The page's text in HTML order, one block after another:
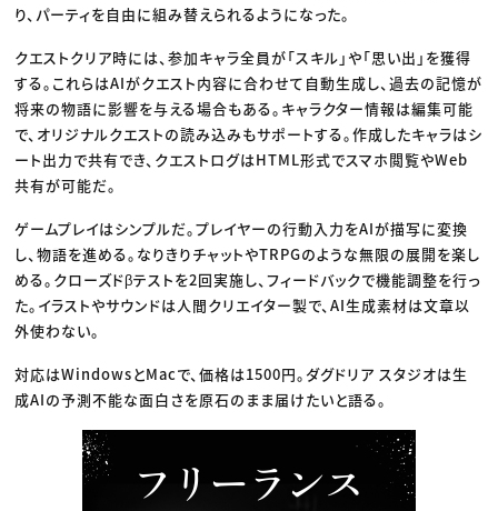
り、パーティを自由に組み替えられるようになった。
クエストクリア時には、参加キャラ全員が「スキル」や「思い出」を獲得
する。これらはAIがクエスト内容に合わせて自動生成し、過去の記憶が
将来の物語に影響を与える場合もある。キャラクター情報は編集可能
で、オリジナルクエストの読み込みもサポートする。作成したキャラはシ
ート出力で共有でき、クエストログはHTML形式でスマホ閲覧やWeb
共有が可能だ。
ゲームプレイはシンプルだ。プレイヤーの行動入力をAIが描写に変換
し、物語を進める。なりきりチャットやTRPGのような無限の展開を楽し
める。クローズドβテストを2回実施し、フィードバックで機能調整を行っ
た。イラストやサウンドは人間クリエイター製で、AI生成素材は文章以
外使わない。
対応はWindowsとMacで、価格は1500円。ダグドリア スタジオは生
成AIの予測不能な面白さを原石のまま届けたいと語る。